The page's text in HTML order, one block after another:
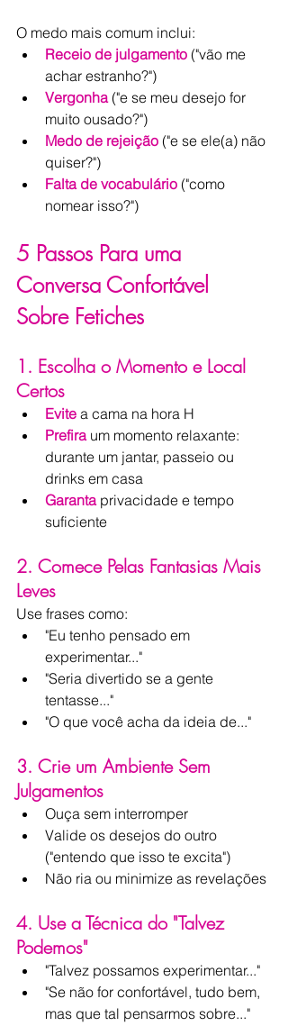
O medo mais comum inclui:
Receio de julgamento ("vão me
achar estranho?")
Vergonha ("e se meu desejo for
muito ousado?")
Medo de rejeição ("e se ele(a) não
quiser?")
Falta de vocabulário ("como
nomear isso?")
5 Passos Para uma
Conversa Confortável
Sobre Fetiches
1. Escolha o Momento e Local
Certos
Evite a cama na hora H
Prefira um momento relaxante:
durante um jantar, passeio ou
drinks em casa
Garanta privacidade e tempo
suficiente
2. Comece Pelas Fantasias Mais
Leves
Use frases como:
"Eu tenho pensado em
experimentar..."
"Seria divertido se a gente
tentasse..."
"O que você acha da ideia de..."
3. Crie um Ambiente Sem
Julgamentos
Ouça sem interromper
Valide os desejos do outro
("entendo que isso te excita")
Não ria ou minimize as revelações
4. Use a Técnica do "Talvez
Podemos"
"Talvez possamos experimentar..."
"Se não for confortável, tudo bem,
mas que tal pensarmos sobre..."